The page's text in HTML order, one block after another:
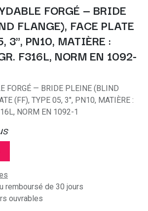
FORGÉ — BRIDE
FLANGE), FACE PLATE
3", PN10, MATIÈRE :
F316L, NORM EN 1092-
FORGÉ — BRIDE PLEINE (BLIND
(FF), TYPE 05, 3", PN10, MATIÈRE :
NORM EN 1092-1
remboursé de 30 jours
ouvrables